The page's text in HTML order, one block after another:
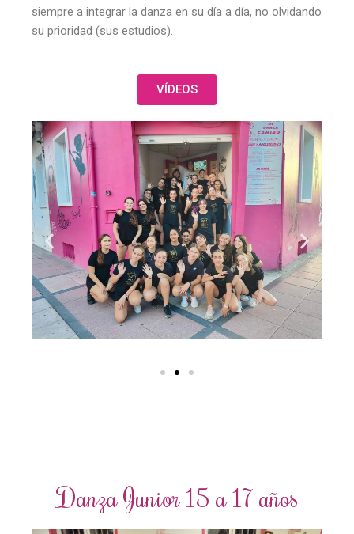
siempre a integrar la danza en su día a día, no olvidando
su prioridad (sus estudios).
VÍDEOS
Danza Junior 15 a 17 años